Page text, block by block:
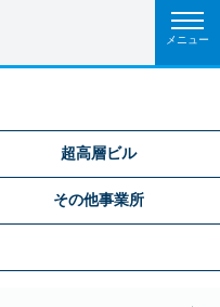
超高層ビル
その他事業所